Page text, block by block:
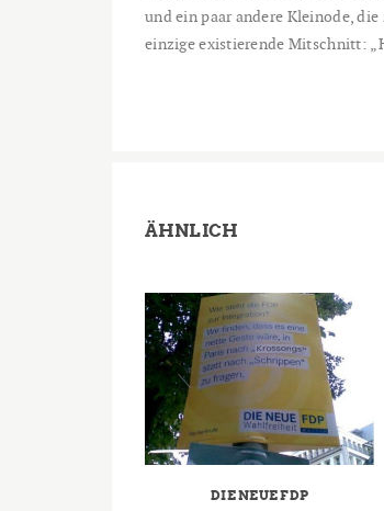
und ein paar andere Kleinode,
einzige existierende Mitschnitt:
ÄHNLICH
DIE NEUE FDP